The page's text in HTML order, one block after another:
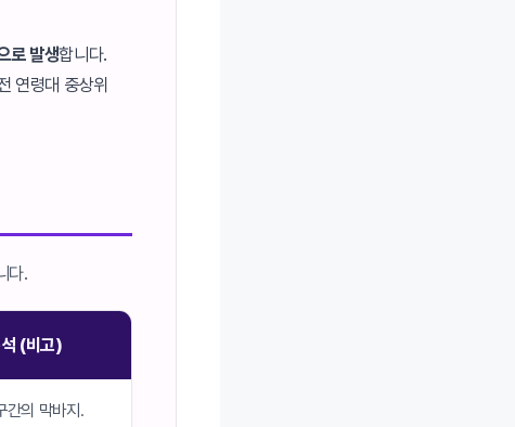
로 발생합니다.
연령대 중상위
다.
(비고)
간의 막바지.